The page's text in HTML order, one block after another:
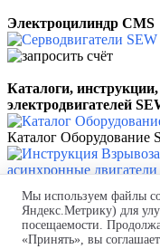
Электроцилиндр CMS
Каталоги,
электродвигателей
Каталог Оборудование
асинхронные
Политика
Мы используем файлы
Яндекс.Метрику) для
посещаемости.
«Принять», вы